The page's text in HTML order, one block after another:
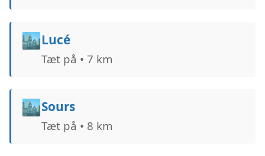
🏙️Lucé
Tæt på • 7 km
🏙️Sours
Tæt på • 8 km